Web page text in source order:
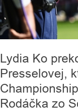
Lydia Ko
Presselovej,
Rodáčka zo